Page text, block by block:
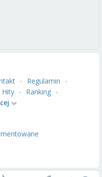
Regulamin
Hity
Ranking